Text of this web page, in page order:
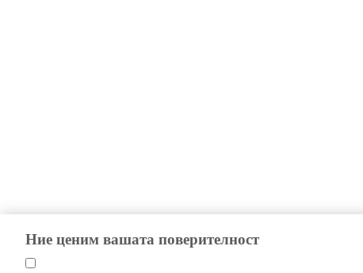
Използваме бисквитки, за да ни помогнат да разберем посетителите на